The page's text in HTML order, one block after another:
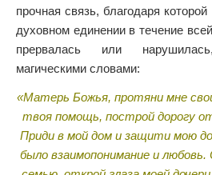
прочная связь, благодаря
духовном единении в течение
прервалась или
магическими словами:
«Матерь Божья, протяни мне
твоя помощь, построй дорогу
Приди в мой дом и защити мою
было взаимопонимание и